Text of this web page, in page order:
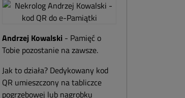
Andrzej Kowalski - Pamięć o
Tobie pozostanie na zawsze.
Jak to działa? Dedykowany kod
QR umieszczony na tabliczce
pogrzebowej lub nagrobku